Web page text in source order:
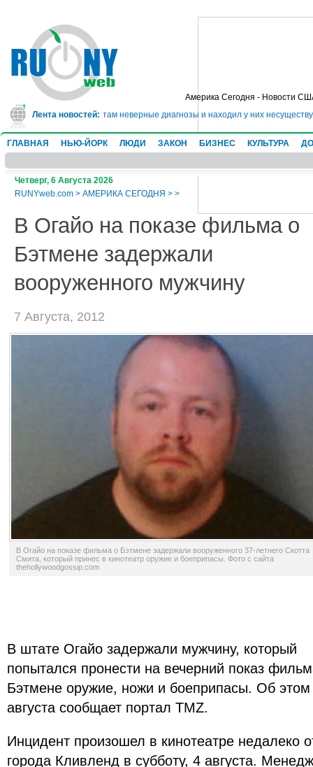
Америка Сегодня - Новости
Лента новостей:
лет ставил пациентам неверные диагнозы и находил у них
ГЛАВНАЯ НЬЮ-ЙОРК ЛЮДИ ЗАКОН БИЗНЕС КУЛЬТУРА
Четверг, 6 Августа 2026
RUNYweb.com > АМЕРИКА СЕГОДНЯ > >
В Огайо на показе фильма о
Бэтмене задержали
вооруженного мужчину
7 Августа, 2012
В Огайо на показе фильма о Бэтмене задержали вооруженного 37-летнего Скотта
Смита, который принес в кинотеатр оружие и боеприпасы. Фото с сайта
thehollywoodgossip.com
В штате Огайо задержали мужчину, который
попытался пронести на вечерний показ
Бэтмене оружие, ножи и боеприпасы. Об этом
августа сообщает портал TMZ.
Инцидент произошел в кинотеатре недалеко
города Кливленд в субботу, 4 августа.